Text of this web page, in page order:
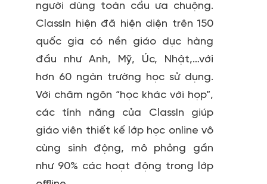
người dùng toàn cầu ưa chuộng.
ClassIn hiện đã hiện diện trên 150
quốc gia có nền giáo dục hàng
đầu như Anh, Mỹ, Úc, Nhật,…với
hơn 60 ngàn trường học sử dụng.
Với châm ngôn “học khác với họp”,
các tính năng của ClassIn giúp
giáo viên thiết kế lớp học online vô
cùng sinh động, mô phỏng gần
như 90% các hoạt động trong lớp